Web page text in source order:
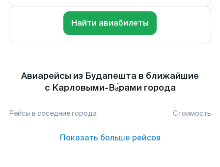
Найти авиабилеты
Авиарейсы из Будапешта в ближайшие
с Карловыми-Ва́рами города
Рейсы в соседние города Стоимость
Показать больше рейсов